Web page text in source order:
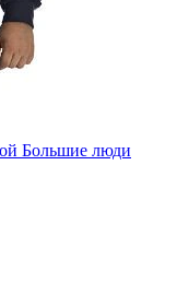
Большие люди